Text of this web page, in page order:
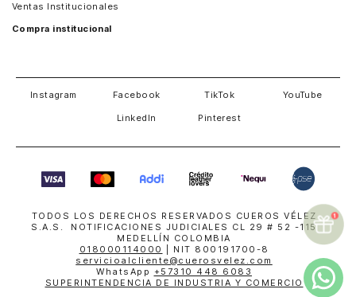
Ventas Institucionales
Compra institucional
Instagram Facebook TikTok YouTube
LinkedIn Pinterest
TODOS LOS DERECHOS RESERVADOS CUEROS VÉLEZ
S.A.S. NOTIFICACIONES JUDICIALES CL 29 # 52 -115
MEDELLÍN COLOMBIA
018000114000
| NIT 800191700-8
servicioalcliente@cuerosvelez.com
WhatsApp +57310 448 6083
SUPERINTENDENCIA DE INDUSTRIA Y COMERCIO